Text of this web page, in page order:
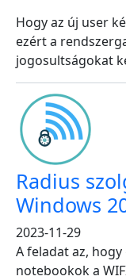
Hogy az új user
ezért a
jogosultságokat
Radius
Windows
2023-11-29
A feladat az,
notebookok a